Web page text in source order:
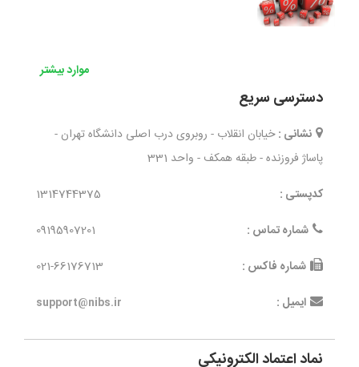
موارد بیشتر
دسترسی سریع
نشانی : خیابان انقلاب - روبروی درب اصلی دانشگاه تهران -
پاساژ فروزنده - طبقه همکف - واحد 331
کدپستی :
1314744375
شماره تماس :
09195907201
شماره فاکس :
021-66176713
ایمیل :
support@nibs.ir
نماد اعتماد الکترونیکی